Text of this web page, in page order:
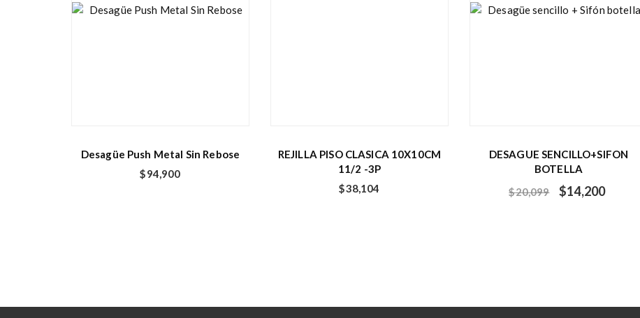
Desagüe Push Metal Sin Rebose
$94,900
REJILLA PISO CLASICA 10X10CM
11/2 -3P
$38,104
DESAGUE SENCILLO+SIFON
BOTELLA
$20,099 $14,200